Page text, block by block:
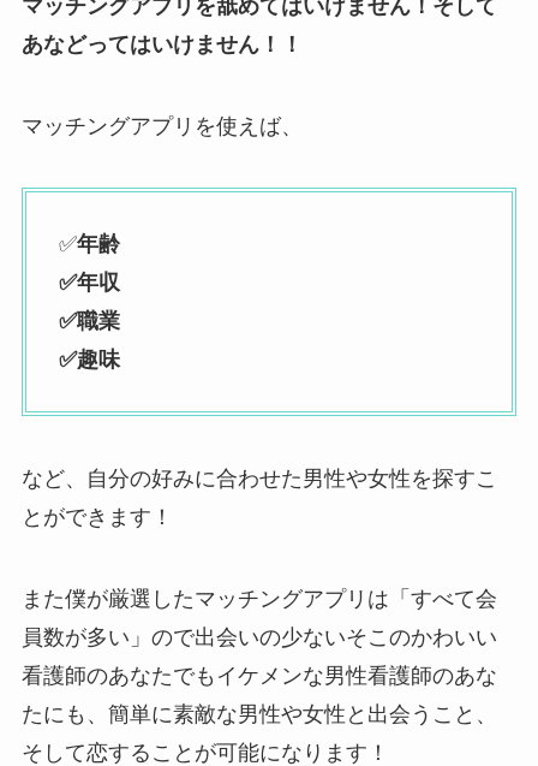
マッチングアプリを舐めてはいけません！そして
あなどってはいけません！！
マッチングアプリを使えば、
✅年齢
✅年収
✅職業
✅趣味
など、自分の好みに合わせた男性や女性を探すこ
とができます！
また僕が厳選したマッチングアプリは「すべて会
員数が多い」ので出会いの少ないそこのかわいい
看護師のあなたでもイケメンな男性看護師のあな
たにも、簡単に素敵な男性や女性と出会うこと、
そして恋することが可能になります！